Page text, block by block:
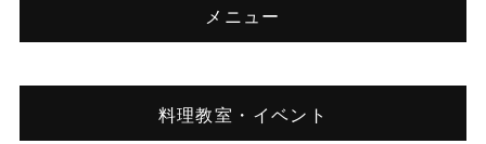
メニュー
料理教室・イベント